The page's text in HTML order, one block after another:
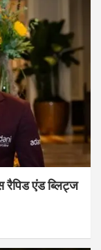
रैपिड एंड ब्लिट्ज